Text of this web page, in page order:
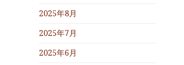
2025年8月
2025年7月
2025年6月